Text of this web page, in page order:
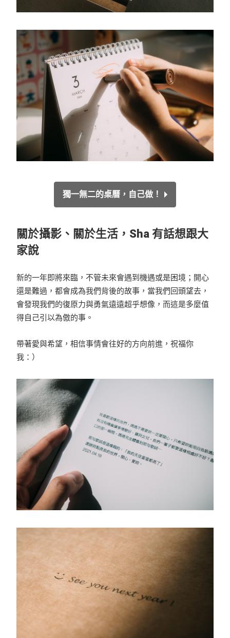
獨一無二的桌曆，自己做！
關於攝影、關於生活，Sha 有話想跟大
家說
新的一年即將來臨，不管未來會遇到機遇或是困境；開心
還是難過，都會成為我們背後的故事，當我們回頭望去，
會發現我們的復原力與勇氣遠遠超乎想像，而這是多麼值
得自己引以為傲的事。
帶著愛與希望，相信事情會往好的方向前進，祝福你
我：）